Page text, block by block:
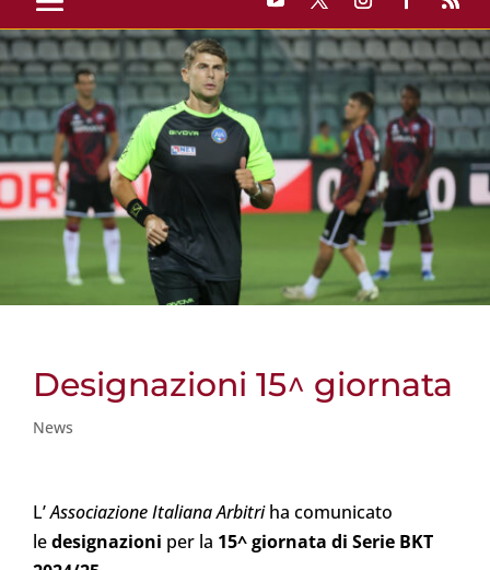
Designazioni 15^ giornata
News
L’Associazione Italiana Arbitriha comunicato
ledesignazioni per la 15^ giornata di Serie BKT